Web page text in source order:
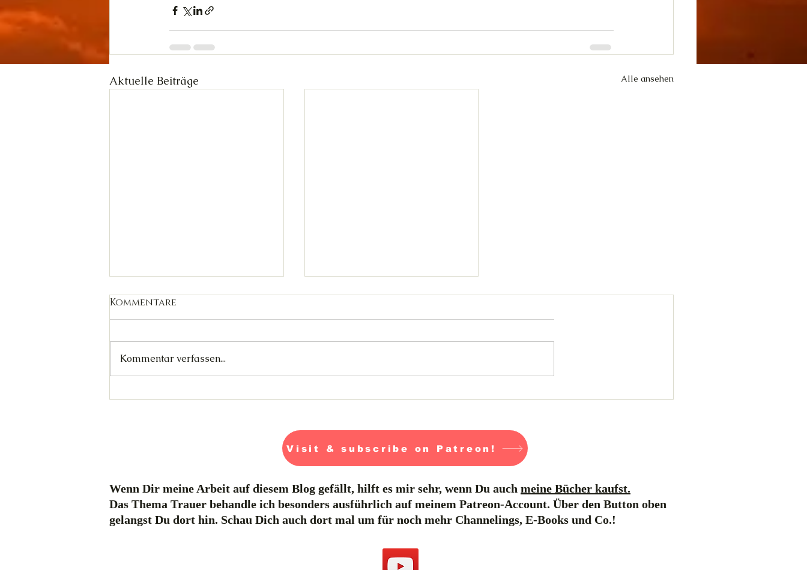
Aktuelle Beiträge Alle ansehen
Wer Zornes' Gründe
Warum gibt es so viel
Kommentare
Kommentar verfassen...
Visit & subscribe on Patreon!
Wenn Dir meine Arbeit auf diesem Blog gefällt, hilft es mir sehr, wenn Du auch meine Bücher kaufst.
Das Thema Trauer behandle ich besonders ausführlich auf meinem Patreon-Account. Über den Button oben
gelangst Du dort hin. Schau Dich auch dort mal um für noch mehr Channelings, E-Books und Co.!